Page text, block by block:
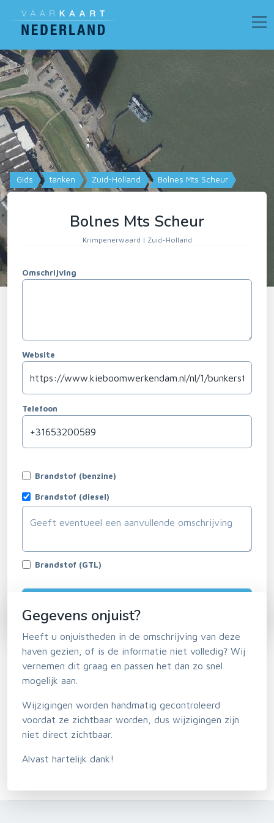
Gids tanken Zuid-Holland Bolnes Mts Scheur
Bolnes Mts Scheur
Krimpenerwaard | Zuid-Holland
Omschrijving
Website
Telefoon
Brandstof (benzine)
Brandstof (diesel)
Brandstof (GTL)
Gegevens onjuist?
Heeft u onjuistheden in de omschrijving van deze
haven gezien, of is de informatie niet volledig? Wij
vernemen dit graag en passen het dan zo snel
mogelijk aan.
Wijzigingen worden handmatig gecontroleerd
voordat ze zichtbaar worden, dus wijzigingen zijn
niet direct zichtbaar.
Alvast hartelijk dank!